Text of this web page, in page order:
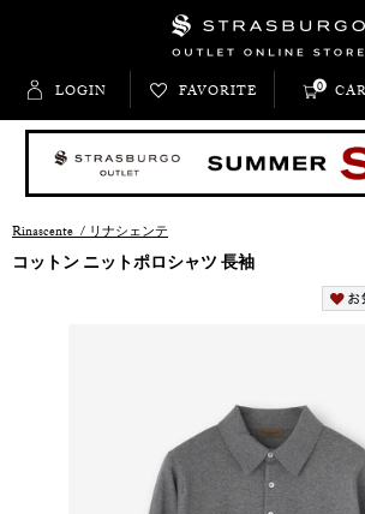
LOGIN FAVORITE 0
Rinascente/リナシェンテ
コットン ニットポロシャツ 長袖